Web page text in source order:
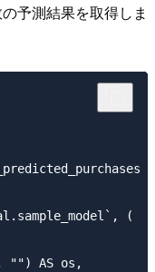
予測結果を取得しま
(
"") AS os,